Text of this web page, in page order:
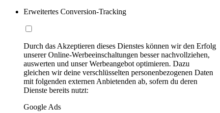
Erweitertes Conversion-Tracking
Durch das Akzeptieren dieses Dienstes können wir den Erfolg
unserer Online-Werbeeinschaltungen besser nachvollziehen,
auswerten und unser Werbeangebot optimieren. Dazu
gleichen wir deine verschlüsselten personenbezogenen Daten
mit folgenden externen Anbietenden ab, sofern du deren
Dienste bereits nutzt:
Google Ads